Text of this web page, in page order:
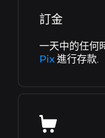
訂金
一天中的任何
Pix 進行存款.